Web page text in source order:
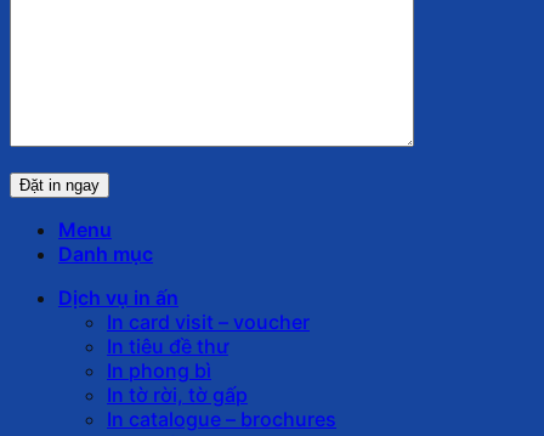
Menu
Danh mục
Dịch vụ in ấn
In card visit – voucher
In tiêu đề thư
In phong bì
In tờ rời, tờ gấp
In catalogue – brochures